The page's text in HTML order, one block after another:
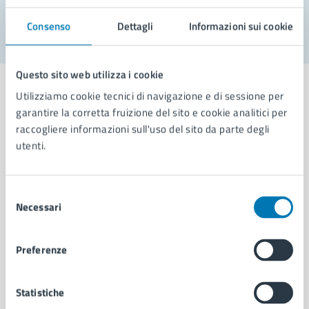
Consenso Dettagli Informazioni sui cookie
Questo sito web utilizza i cookie
Utilizziamo cookie tecnici di navigazione e di sessione per
garantire la corretta fruizione del sito e cookie analitici per
raccogliere informazioni sull'uso del sito da parte degli
utenti.
delNecessari
Preferenze
Statistiche
Comune di Napoli
Aree amministrative
Uffici
Politici
Personale amministrativo